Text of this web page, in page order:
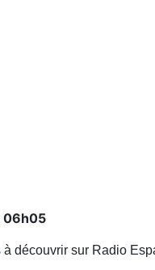
06h05
à découvrir sur Radio